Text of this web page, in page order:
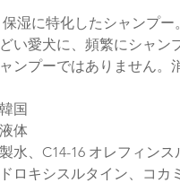
湿に特化したシャンプー
い愛犬に、頻繁にシャン
ンプーではありません。
国
体
、C14-16 オレフィンス
ロキシスルタイン、コカ